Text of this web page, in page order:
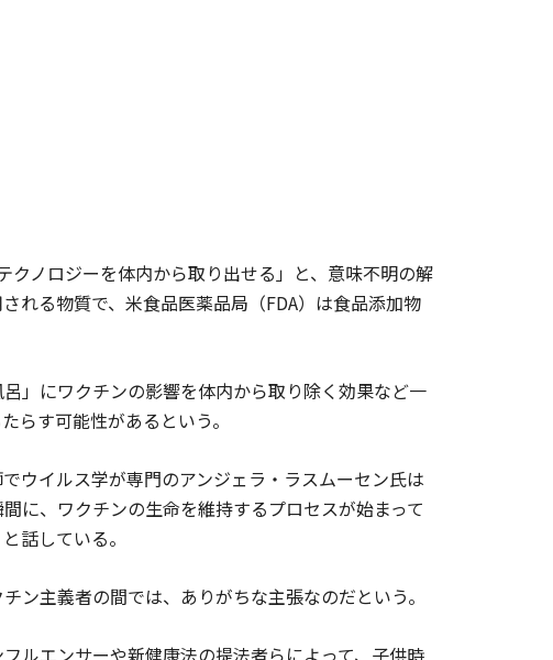
クノロジーを体内から取り出せる」と、意味不明の解
れる物質で、米食品医薬品局（FDA）は食品添加物
」にワクチンの影響を体内から取り除く効果など一
らす可能性があるという。
ウイルス学が専門のアンジェラ・ラスムーセン氏は
に、ワクチンの生命を維持するプロセスが始まって
話している。
ン主義者の間では、ありがちな主張なのだという。
ルエンサーや新健康法の提法者らによって、子供時